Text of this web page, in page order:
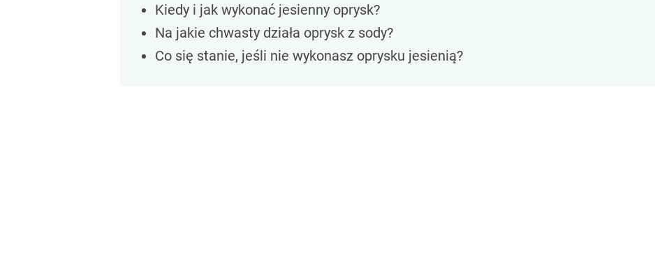
Kiedy i jak wykonać jesienny oprysk?
Na jakie chwasty działa oprysk z sody?
Co się stanie, jeśli nie wykonasz oprysku jesienią?